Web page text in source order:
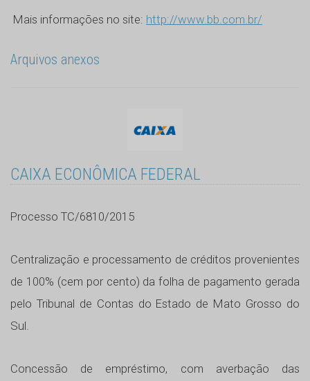
Mais informações no site: http://www.bb.com.br/
Arquivos anexos
CAIXA ECONÔMICA FEDERAL
Processo TC/6810/2015
Centralização e processamento de créditos provenientes
de 100% (cem por cento) da folha de pagamento gerada
pelo Tribunal de Contas do Estado de Mato Grosso do
Sul.
Concessão de empréstimo, com averbação das